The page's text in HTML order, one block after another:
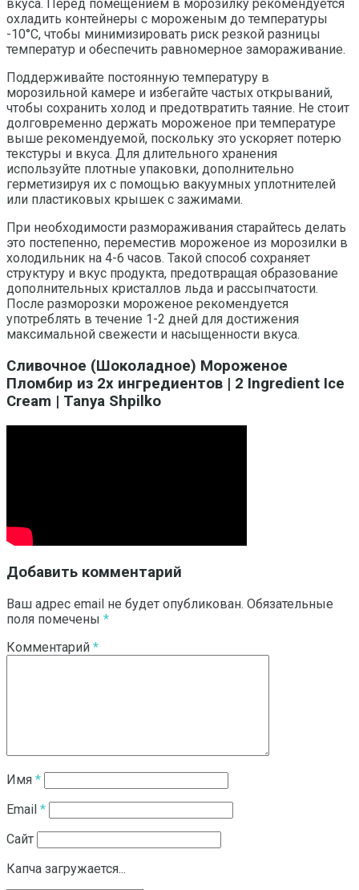
вкуса. Перед помещением в морозилку рекомендуется
охладить контейнеры с мороженым до температуры
-10°C, чтобы минимизировать риск резкой разницы
температур и обеспечить равномерное замораживание.
Поддерживайте постоянную температуру в
морозильной камере и избегайте частых открываний,
чтобы сохранить холод и предотвратить таяние. Не стоит
долговременно держать мороженое при температуре
выше рекомендуемой, поскольку это ускоряет потерю
текстуры и вкуса. Для длительного хранения
используйте плотные упаковки, дополнительно
герметизируя их с помощью вакуумных уплотнителей
или пластиковых крышек с зажимами.
При необходимости размораживания старайтесь делать
это постепенно, переместив мороженое из морозилки в
холодильник на 4-6 часов. Такой способ сохраняет
структуру и вкус продукта, предотвращая образование
дополнительных кристаллов льда и рассыпчатости.
После разморозки мороженое рекомендуется
употреблять в течение 1-2 дней для достижения
максимальной свежести и насыщенности вкуса.
Сливочное (Шоколадное) Мороженое
Пломбир из 2х ингредиентов | 2 Ingredient Ice
Cream | Tanya Shpilko
Добавить комментарий
Ваш адрес email не будет опубликован. Обязательные
поля помечены *
Комментарий *
Имя *
Email *
Сайт
Капча загружается...